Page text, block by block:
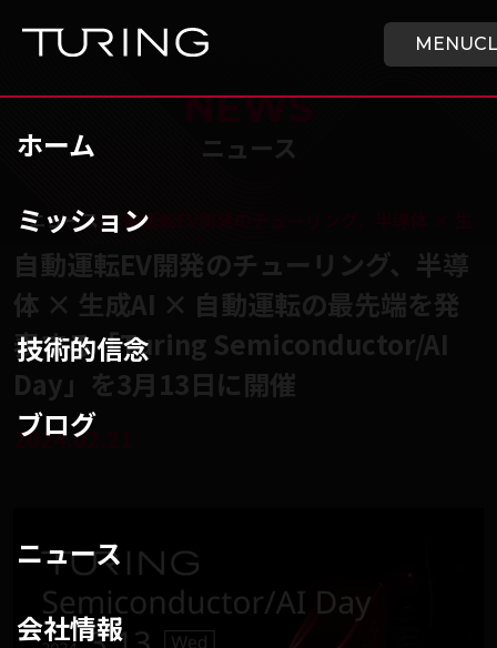
MENU
ホーム
ミッション
技術的信念
ブログ
ニュース
会社情報
チューリング株式会社
/ニュース /自動運転EV開発のチューリング、半導体 × 生
NEWS
ニュース
自動運転EV開発のチューリング、半導
体 × 生成AI × 自動運転の最先端を発
表する「Turing Semiconductor/AI
Day」を3月13日に開催
2024.02.21